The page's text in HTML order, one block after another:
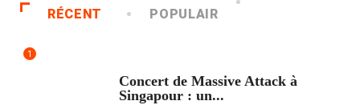
RÉCENT POPULAIR
1
Concert de Massive Attack à
Singapour : un...